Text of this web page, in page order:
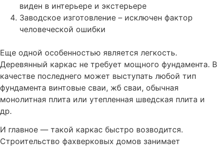
виден в интерьере и экстерьере
Заводское изготовление – исключен фактор
человеческой ошибки
Еще одной особенностью является легкость.
Деревянный каркас не требует мощного фундамента. В
качестве последнего может выступать любой тип
фундамента винтовые сваи, жб сваи, обычная
монолитная плита или утепленная шведская плита и
др.
И главное — такой каркас быстро возводится.
Строительство фахверковых домов занимает